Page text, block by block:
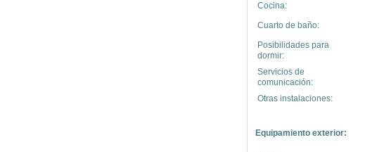
Cocina:
Cuarto de baño:
Posibilidades para
dormir:
Servicios de
comunicación:
Otras instalaciones:
Equipamiento exterior: